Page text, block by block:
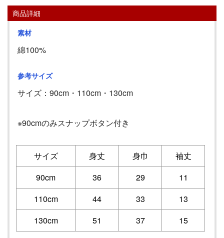
商品詳細
素材
綿100%
参考サイズ
サイズ： 90cm ・110cm・130cm
※90cmのみスナップボタン付き
サイズ 身丈 身巾
袖丈
90cm
36 29
11
110cm
44 33
13
130cm
51 37 15